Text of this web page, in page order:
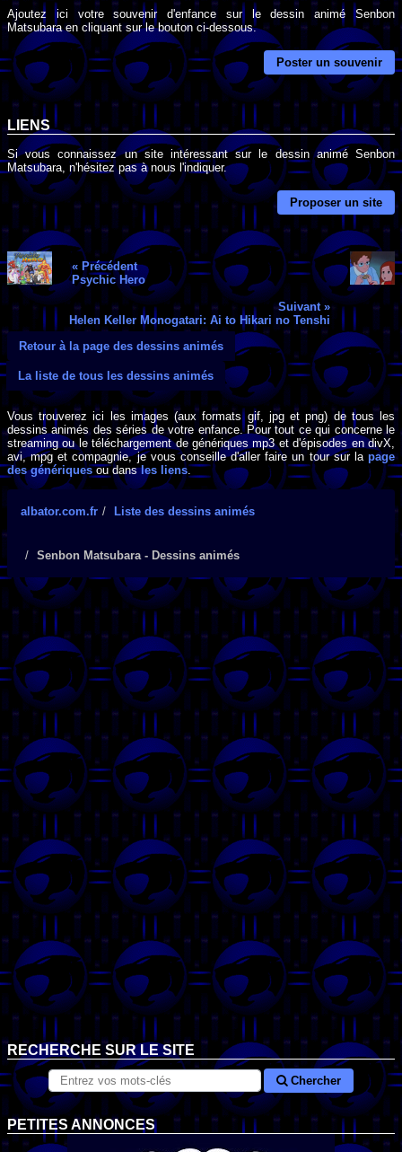
Ajoutez ici votre souvenir d'enfance sur le dessin animé Senbon
Matsubara en cliquant sur le bouton ci-dessous.
Poster un souvenir
LIENS
Si vous connaissez un site intéressant sur le dessin animé Senbon
Matsubara, n'hésitez pas à nous l'indiquer.
Proposer un site
« Précédent
Psychic Hero
Suivant »
Helen Keller Monogatari: Ai to Hikari no Tenshi
Retour à la page des dessins animés
La liste de tous les dessins animés
Vous trouverez ici les images (aux formats gif, jpg et png) de tous les
dessins animés des séries de votre enfance. Pour tout ce qui concerne le
streaming ou le téléchargement de génériques mp3 et d'épisodes en divX,
avi, mpg et compagnie, je vous conseille d'aller faire un tour sur la page
des génériquesou dansles liens.
albator.com.fr Liste des dessins animés
Senbon Matsubara - Dessins animés
RECHERCHE SUR LE SITE
Chercher
PETITES ANNONCES